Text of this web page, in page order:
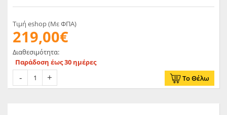
Τιμή eshop (Με ΦΠΑ)
219,00€
Διαθεσιμότητα:
Παράδοση έως 30 ημέρες
Το Θέλω